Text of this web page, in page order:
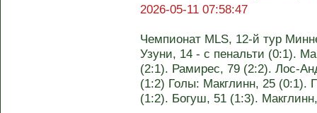
2026-05-11 07:58:47
Чемпионат MLS, 12-й тур
Узуни, 14 - с пенальти (0:1).
(2:1). Рамирес, 79 (2:2). Лос-
(1:2) Голы: Макглинн, 25 (0:1).
(1:2). Богуш, 51 (1:3).